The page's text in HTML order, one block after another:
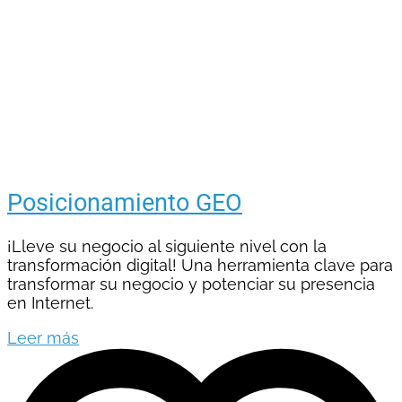
Posicionamiento GEO
¡Lleve su negocio al siguiente nivel con la
transformación digital! Una herramienta clave para
transformar su negocio y potenciar su presencia
en Internet.
Leer más